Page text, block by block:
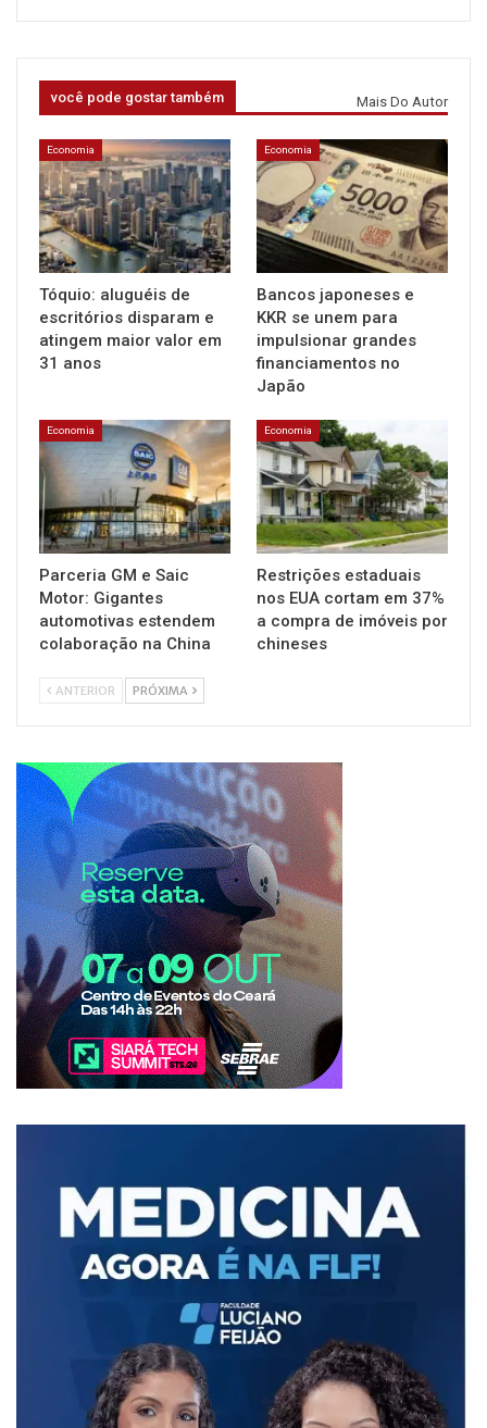
você pode gostar também Mais Do Autor
Economia
Tóquio: aluguéis de
escritórios disparam e
atingem maior valor em
31 anos
Economia
Bancos japoneses e
KKR se unem para
impulsionar grandes
financiamentos no
Japão
Economia
Parceria GM e Saic
Motor: Gigantes
automotivas estendem
colaboração na China
Economia
Restrições estaduais
nos EUA cortam em 37%
a compra de imóveis por
chineses
ANTERIOR PRÓXIMA